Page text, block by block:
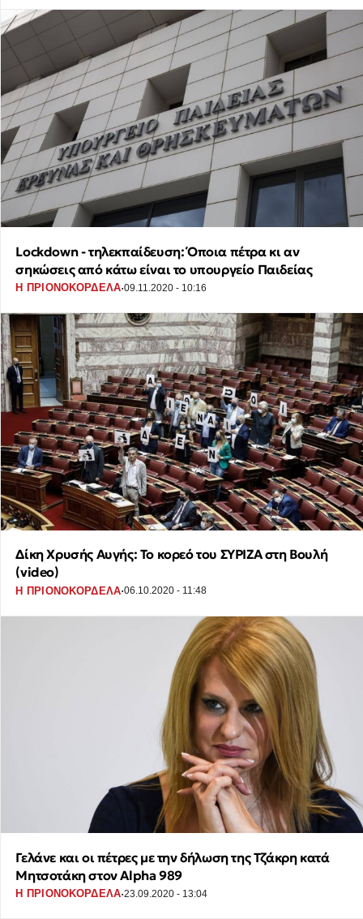
Lockdown - τηλεκπαίδευση: Όποια πέτρα κι αν
σηκώσεις από κάτω είναι το υπουργείο Παιδείας
Η ΠΡΙΟΝΟΚΟΡΔΕΛΑ·09.11.2020 - 10:16
Δίκη Χρυσής Αυγής: Το κορεό του ΣΥΡΙΖΑ στη Βουλή
(video)
Η ΠΡΙΟΝΟΚΟΡΔΕΛΑ·06.10.2020 - 11:48
Γελάνε και οι πέτρες με την δήλωση της Τζάκρη κατά
Μητσοτάκη στον Alpha 989
Η ΠΡΙΟΝΟΚΟΡΔΕΛΑ·23.09.2020 - 13:04